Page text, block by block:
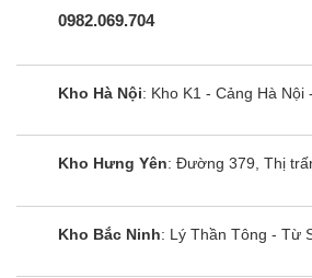
0982.069.704
Kho Hà Nội: Kho K1 - Cảng Hà Nội
Kho Hưng Yên: Đường 379, Thị
Kho Bắc Ninh: Lý Thần Tông - Từ